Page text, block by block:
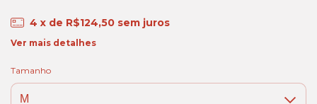
4 x de R$124,50 sem juros
Ver mais detalhes
Tamanho